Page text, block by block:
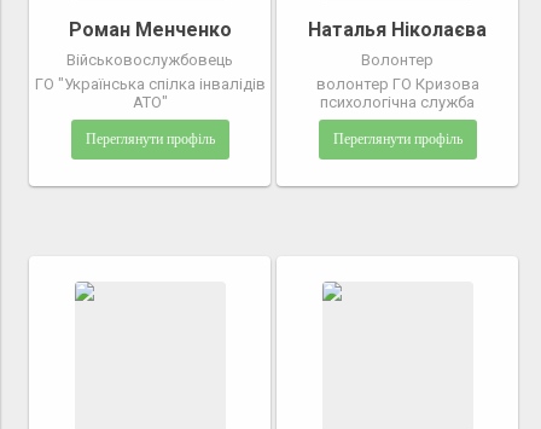
Роман Менченко
Військовослужбовець
ГО "Українська спілка інвалiдiв
АТО"
Переглянути профіль
Наталья Ніколаєва
Волонтер
волонтер ГО Кризова
психологічна служба
Переглянути профіль